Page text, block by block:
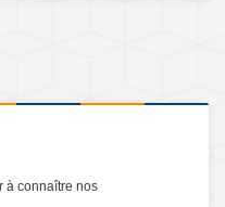
à connaître nos